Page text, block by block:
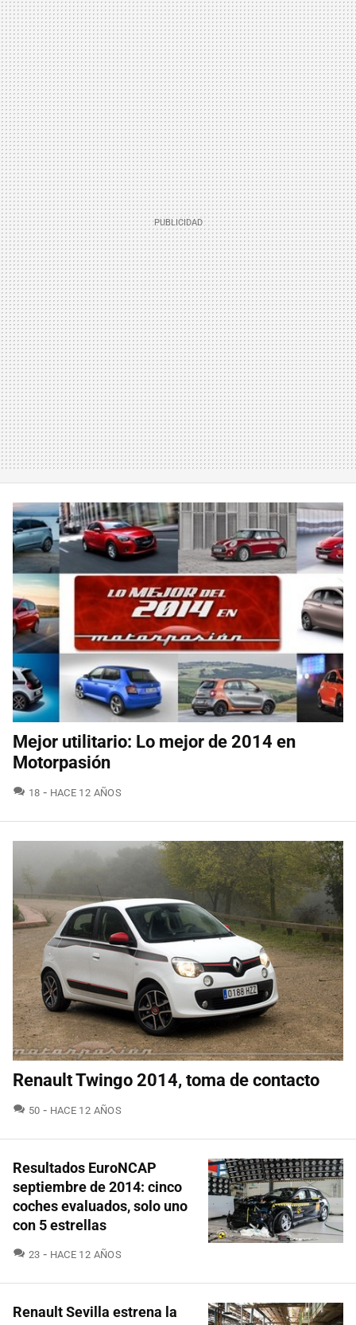
Mejor utilitario: Lo mejor de 2014 en
Motorpasión
18 COMENTARIOS
HACE 12 AÑOS
Renault Twingo 2014, toma de contacto
50 COMENTARIOS
HACE 12 AÑOS
Resultados EuroNCAP
septiembre de 2014: cinco
coches evaluados, solo uno
con 5 estrellas
23 COMENTARIOS
HACE 12 AÑOS
Renault Sevilla estrena la